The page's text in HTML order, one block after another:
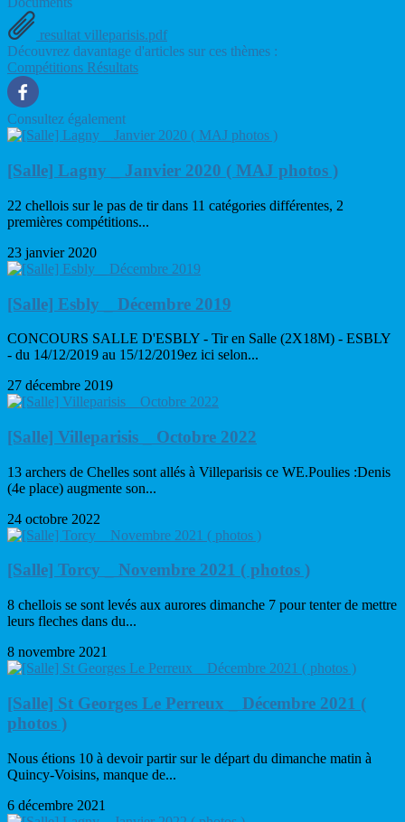
resultat villeparisis.pdf
Découvrez davantage d'articles sur ces thèmes :
Compétitions Résultats
Consultez également
[Salle] Lagny _ Janvier 2020 ( MAJ photos )
22 chellois sur le pas de tir dans 11 catégories différentes, 2
premières compétitions...
23 janvier 2020
[Salle] Esbly _ Décembre 2019
CONCOURS SALLE D'ESBLY - Tir en Salle (2X18M) - ESBLY
- du 14/12/2019 au 15/12/2019ez ici selon...
27 décembre 2019
[Salle] Villeparisis _ Octobre 2022
13 archers de Chelles sont allés à Villeparisis ce WE.Poulies :Denis
(4e place) augmente son...
24 octobre 2022
[Salle] Torcy _ Novembre 2021 ( photos )
8 chellois se sont levés aux aurores dimanche 7 pour tenter de mettre
leurs fleches dans du...
8 novembre 2021
[Salle] St Georges Le Perreux _ Décembre 2021 (
photos )
Nous étions 10 à devoir partir sur le départ du dimanche matin à
Quincy-Voisins, manque de...
6 décembre 2021